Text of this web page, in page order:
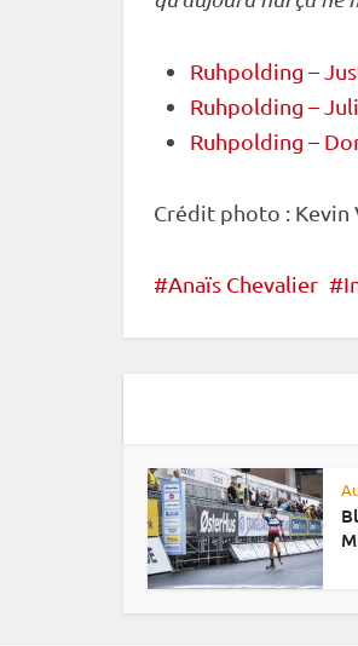
Ruhpolding –
Ruhpolding –
Ruhpolding –
Crédit photo : Kevin
Anaïs Chevalier